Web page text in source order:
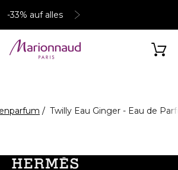
-33% auf alles
Twilly Eau Ginger - Eau de